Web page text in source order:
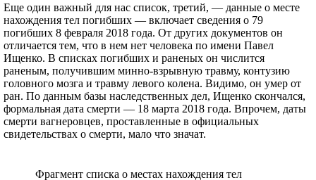
Еще один важный для нас список, третий, — данные о месте
нахождения тел погибших — включает сведения о 79
погибших 8 февраля 2018 года. От других документов он
отличается тем, что в нем нет человека по имени Павел
Ищенко. В списках погибших и раненых он числится
раненым, получившим минно-взрывную травму, контузию
головного мозга и травму левого колена. Видимо, он умер от
ран. По данным базы наследственных дел, Ищенко скончался,
формальная дата смерти — 18 марта 2018 года. Впрочем, даты
смерти вагнеровцев, проставленные в официальных
свидетельствах о смерти, мало что значат.
Фрагмент списка о местах нахождения тел